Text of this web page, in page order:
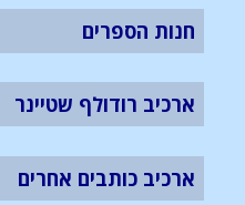
חנות הספרים
ארכיב רודולף שטיינר
ארכיב כותבים אחרים